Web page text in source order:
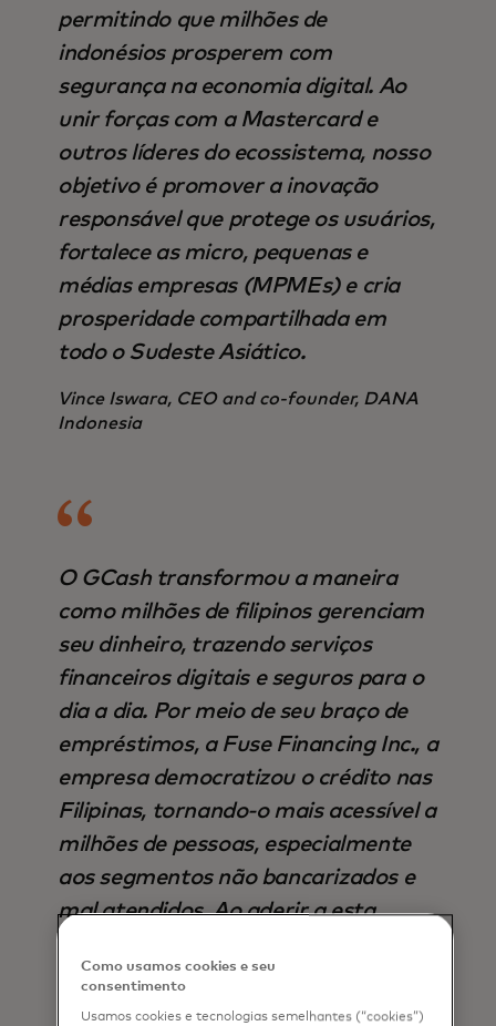
permitindo que milhões de
indonésios prosperem com
segurança na economia digital. Ao
unir forças com a Mastercard e
outros líderes do ecossistema, nosso
objetivo é promover a inovação
responsável que protege os usuários,
fortalece as micro, pequenas e
médias empresas (MPMEs) e cria
prosperidade compartilhada em
todo o Sudeste Asiático.
Vince Iswara, CEO and co-founder, DANA
Indonesia
O GCash transformou a maneira
como milhões de filipinos gerenciam
seu dinheiro, trazendo serviços
financeiros digitais e seguros para o
dia a dia. Por meio de seu braço de
empréstimos, a Fuse Financing Inc., a
empresa democratizou o crédito nas
Filipinas, tornando-o mais acessível a
milhões de pessoas, especialmente
aos segmentos não bancarizados e
mal atendidos. Ao aderir a esta
esse impacto para além das nossas
fronteiras, partilhando a nossa
Como usamos cookies e seu
consentimento
Usamos cookies e tecnologias semelhantes (“cookies”)